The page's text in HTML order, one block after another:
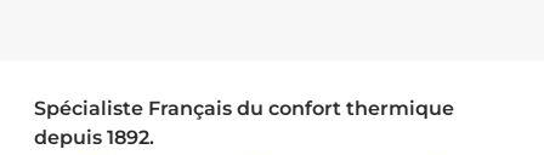
Spécialiste Français du confort thermique
depuis 1892.